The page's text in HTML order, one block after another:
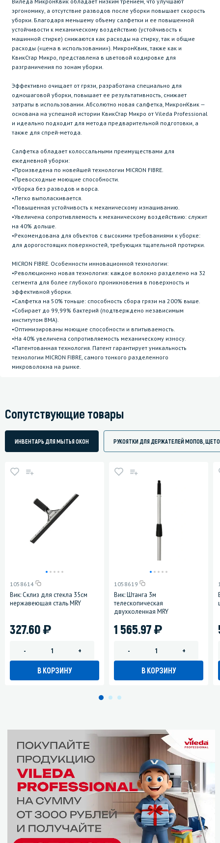
эргономику, а отсутствие разводов после уборки повышает скорость
уборки. Благодаря меньшему объему салфетки и ее повышенной
устойчивости к механическому воздействию (устойчивость к
машинной стирке) снижаются как расходы на стирку, так и общие
расходы («цена в использовании»). МикронКвик, также как и
КвикСтар Микро, представлена в цветовой кодировке для
разграничения по зонам уборки.
Эффективно очищает от грязи, разработана специально для
одношаговой уборки, повышает ее результативность, снижает
затраты в использовании. Абсолютно новая салфетка, МикронКвик —
основана на успешной истории КвикСтар Микро от Vileda Professional
и идеально подходит для метода предварительной подготовки, а
также для спрей-метода.
Салфетка обладает колоссальными преимуществами для
ежедневной уборки:
•Произведена по новейшей технологии MICRON FIBRE.
•Превосходные моющие способности.
•Уборка без разводов и ворса.
•Легко выполаскивается.
•Повышенная устойчивость к механическому изнашиванию.
•Увеличена сопротивляемость к механическому воздействию: служит
на 40% дольше.
•Рекомендована для объектов с высокими требованиями к уборке:
для дорогостоящих поверхностей, требующих тщательной протирки.
MICRON FIBRE. Особенности инновационной технологии:
•Революционно новая технология: каждое волокно разделено на 32
сегмента для более глубокого проникновения в поверхность и
эффективной уборки.
•Салфетка на 50% тоньше: способность сбора грязи на 200% выше.
•Собирает до 99,99% бактерий (подтверждено независимым
институтом BMA).
•Оптимизированы моющие способности и впитываемость.
•На 40% увеличена сопротивляемость механическому износу.
•Патентованная технология. Патент гарантирует уникальность
технологии MICRON FIBRE, самого тонкого разделенного
микроволокна на рынке.
Сопутствующие товары
ИНВЕНТАРЬ ДЛЯ МЫТЬЯ ОКОН РУКОЯТКИ ДЛЯ ДЕРЖАТЕЛЕЙ МОПОВ,
1058614
Вик: Склиз для стекла 35см
нержавеющая сталь MRY
327.60)
- +
В КОРЗИНУ
1058619
Вик: Штанга 3м
телескопическая
двухколенная MRY
1 565.97)
- +
В КОРЗИНУ